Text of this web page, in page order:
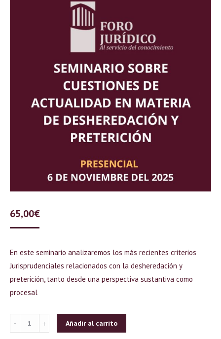
65,00€
En este seminario analizaremos los más recientes criterios
Jurisprudenciales relacionados con la desheredación y
preterición, tanto desde una perspectiva sustantiva como
procesal
Cantidad Añadir al carrito